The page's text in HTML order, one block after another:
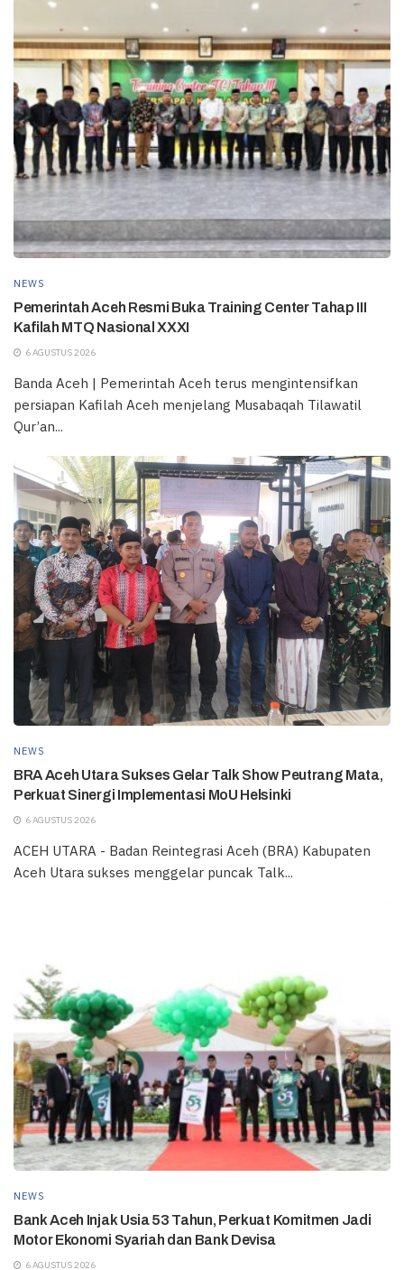
NEWS
Pemerintah Aceh Resmi Buka Training Center Tahap III
Kafilah MTQ Nasional XXXI
6 AGUSTUS 2026
Banda Aceh | Pemerintah Aceh terus mengintensifkan
persiapan Kafilah Aceh menjelang Musabaqah Tilawatil
Qur’an...
NEWS
BRA Aceh Utara Sukses Gelar Talk Show Peutrang Mata,
Perkuat Sinergi Implementasi MoU Helsinki
6 AGUSTUS 2026
ACEH UTARA - Badan Reintegrasi Aceh (BRA) Kabupaten
Aceh Utara sukses menggelar puncak Talk...
NEWS
Bank Aceh Injak Usia 53 Tahun, Perkuat Komitmen Jadi
Motor Ekonomi Syariah dan Bank Devisa
6 AGUSTUS 2026